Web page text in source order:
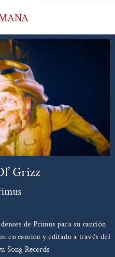
Grizz
de Primus para su canción
en camino y editado a través del
Song Records